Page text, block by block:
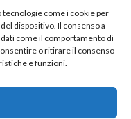
come i cookie per
dispositivo. Il consenso a
come il comportamento di
o ritirare il consenso
e funzioni.
born inMaMaStudiOs